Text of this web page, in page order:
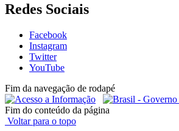
Redes Sociais
Facebook
Instagram
Twitter
YouTube
Fim da navegação de rodapé
Fim do conteúdo da página
Voltar para o topo